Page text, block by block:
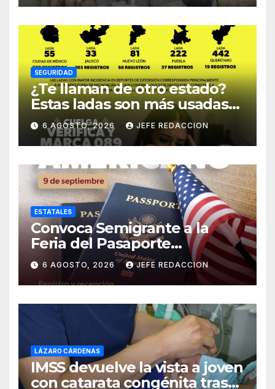
SEGURIDAD
¿Te llaman de otro estado?
Estas ladas son más usadas
para extorsionar en
Michoacán
6 AGOSTO, 2026 JEFE REDACCION
ESTATALES
Convoca Semigrante a la
Feria del Pasaporte
Estadounidense 2026
6 AGOSTO, 2026 JEFE REDACCION
LÁZARO CÁRDENAS
IMSS devuelve la vista a joven
con catarata congénita tras